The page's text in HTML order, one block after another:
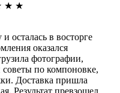
★ ★
осталась в восторге
оказался
фотографии,
по компоновке,
Доставка пришла